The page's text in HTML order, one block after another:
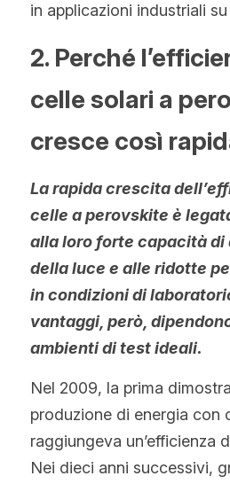
in applicazioni industriali
2. Perché
celle solari a
cresce così
La rapida crescita
celle a perovskite è
alla loro forte capacità di
della luce e alle ridotte
in condizioni di
vantaggi, però,
ambienti di test ideali.
Nel 2009, la prima
produzione di energia con
raggiungeva un’efficienza
Nei dieci anni successivi,